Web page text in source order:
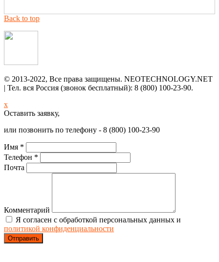
Back to top
© 2013-2022, Все права защищены. NEOTECHNOLOGY.NET
| Тел. вся Россия (звонок бесплатный): 8 (800) 100-23-90.
x
Оставить заявку,
или позвонить по телефону - 8 (800) 100-23-90
Имя *
Телефон *
Почта
Комментарий
Я согласен с обработкой персональных данных и
политикой конфиденциальности